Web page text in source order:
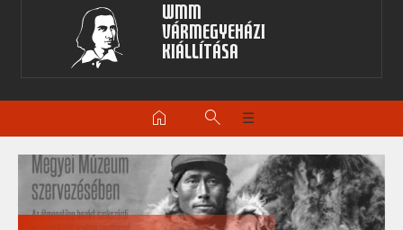
WMM
Vármegyeházi
kiállítása
home search ☰